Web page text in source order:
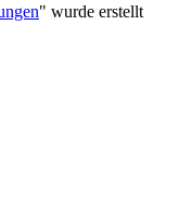
" wurde erstellt